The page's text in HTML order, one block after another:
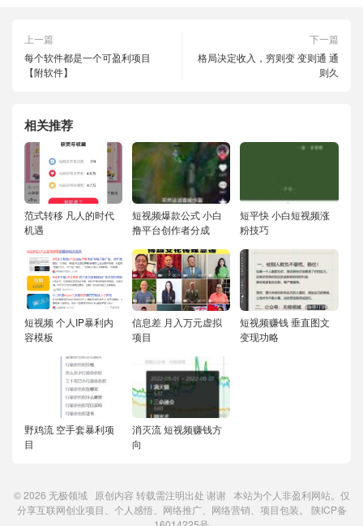
上一篇
每个软件都是一个可盈利项目
【附软件】
下一篇
格局决定收入，穷则变 变则通 通
则久
相关推荐
范式转移 凡人的时代
机遇
短视频爆款公式 小白
撸平台创作者分成
短平快 小白短视频涨
粉技巧
短视频 个人IP暴利内
容模板
信息差 月入万元虚拟
项目
短视频赚钱 垂直图文
变现功略
野鸡流 空手套暴利项
目
消灭流 短视频赚钱方
向
© 2026 无极领域 原创内容 转载需注明出处 谢谢 本站为个人非盈利网站。仅
分享互联网创业项目、个人感悟、网络推广、网络营销、项目包装。 陕ICP备